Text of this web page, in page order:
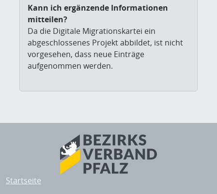
Kann ich ergänzende Informationen
mitteilen?
Da die Digitale Migrationskartei ein
abgeschlossenes Projekt abbildet, ist nicht
vorgesehen, dass neue Einträge
aufgenommen werden.
Startseite